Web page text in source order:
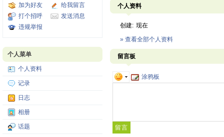
加为好友
给我留言
打个招呼
发送消息
违规举报
个人菜单
个人资料
记录
日志
相册
话题
个人资料
创建: 现在
» 查看全部个人资料
留言板
涂鸦板